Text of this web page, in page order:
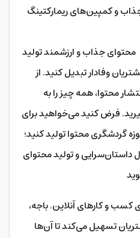
و کمپین‌های ریمارکتینگ
محتوای جذاب و ارزشمند تولید
وفادار تبدیل کنید. از
محتوا، همه چیز را به
فرض کنید می‌خواهید برای
گردشگری محتوا تولید کنید؛
داستان‌سرایی و تولید محتوای
کسب و کارهای آنلاین. باجه،
تسهیل می‌کند تا آن‌ها